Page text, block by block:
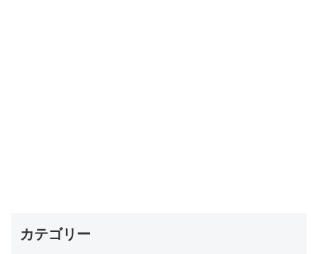
カテゴリー